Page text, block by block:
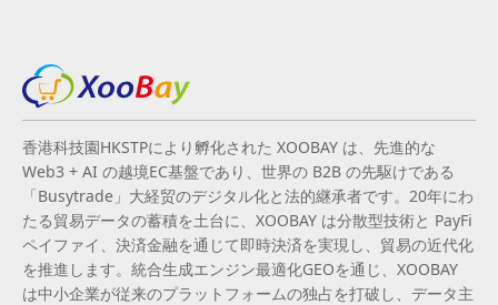
香港科技園HKSTPにより孵化された XOOBAY は、先進的な
Web3 + AI の越境EC基盤であり、世界の B2B の先駆けである
「Busytrade」大経贸のデジタル化と法的継承者です。20年にわ
たる貿易データの蓄積を土台に、XOOBAY は分散型技術と PayFi
ペイファイ、決済金融を通じて即時決済を実現し、貿易の近代化
を推進します。統合生成エンジン最適化GEOを通じ、XOOBAY
は中小企業が従来のプラットフォームの独占を打破し、データ主